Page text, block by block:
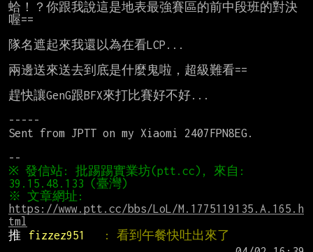
蛤！？你跟我說這是地表最強賽區的前中段班的對決
喔==
隊名遮起來我還以為在看LCP...
兩邊送來送去到底是什麼鬼啦，超級難看==
趕快讓GenG跟BFX來打比賽好不好...
-----
Sent from JPTT on my Xiaomi 2407FPN8EG.
※ 發信站: 批踢踢實業坊(ptt.cc), 來自:
https://www.ptt.cc/bbs/LoL/M.1775119135.A.165.h
tml
推
fizzez951
: 看到午餐快吐出來了